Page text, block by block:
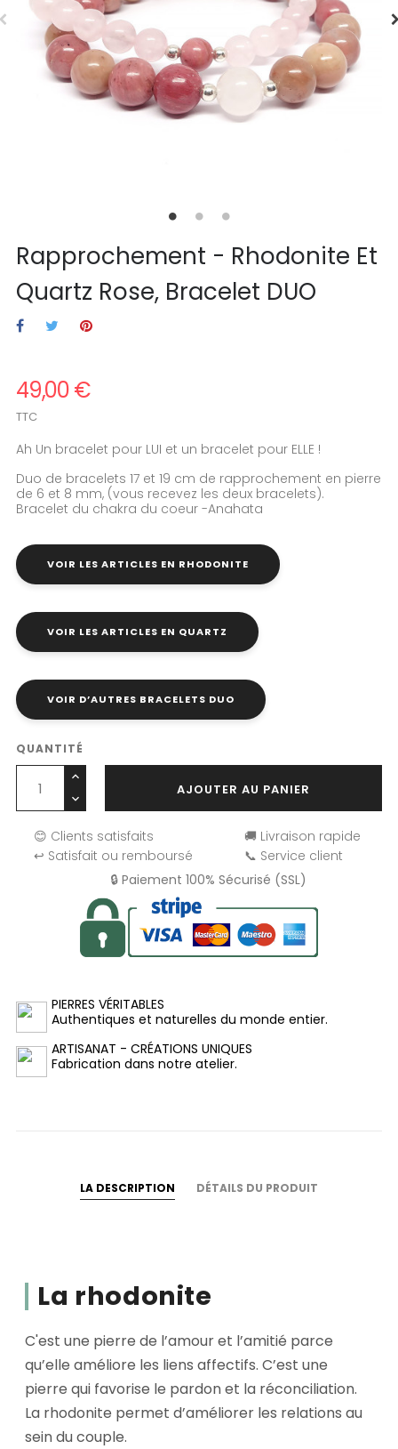
Rapprochement - Rhodonite Et
Quartz Rose, Bracelet DUO
49,00 €
TTC
Ah Un bracelet pour LUI et un bracelet pour ELLE !
Duo de bracelets 17 et 19 cm de rapprochement en pierre
de 6 et 8 mm, (vous recevez les deux bracelets).
Bracelet du chakra du coeur -Anahata
VOIR LES ARTICLES EN RHODONITE
VOIR LES ARTICLES EN QUARTZ
VOIR D’AUTRES BRACELETS DUO
QUANTITÉ
AJOUTER AU PANIER
😊 Clients satisfaits
🚚 Livraison rapide
↩️ Satisfait ou remboursé
📞 Service client
🔒 Paiement 100% Sécurisé (SSL)
PIERRES VÉRITABLES
Authentiques et naturelles du monde entier.
ARTISANAT - CRÉATIONS UNIQUES
Fabrication dans notre atelier.
LA DESCRIPTION DÉTAILS DU PRODUIT
La rhodonite
C'est une pierre de l’amour et l’amitié parce
qu’elle améliore les liens affectifs. C’est une
pierre qui favorise le pardon et la réconciliation.
La rhodonite permet d’améliorer les relations au
sein du couple.